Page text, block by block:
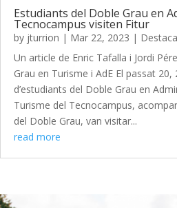
Estudiants del Doble Grau en
Tecnocampus visiten Fitur
by jturrion | Mar 22, 2023 |
Un article de Enric Tafalla i Jordi
Grau en Turisme i AdE El passat
d’estudiants del Doble Grau en
Turisme del Tecnocampus,
del Doble Grau, van visitar...
read more